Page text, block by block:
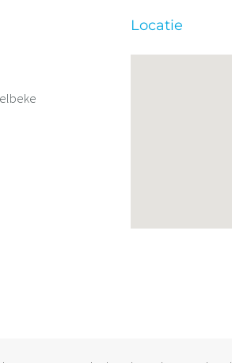
Locatie